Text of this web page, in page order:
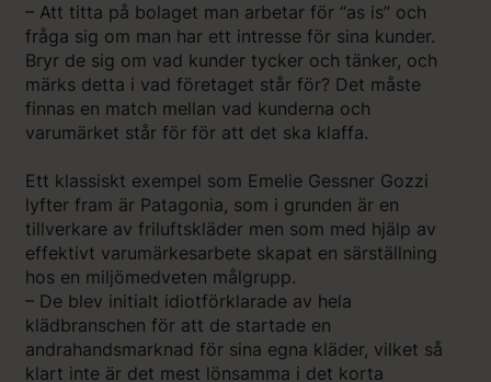
– Att titta på bolaget man arbetar för “as is” och
fråga sig om man har ett intresse för sina kunder.
Bryr de sig om vad kunder tycker och tänker, och
märks detta i vad företaget står för? Det måste
finnas en match mellan vad kunderna och
varumärket står för för att det ska klaffa.
Ett klassiskt exempel som Emelie Gessner Gozzi
lyfter fram är Patagonia, som i grunden är en
tillverkare av friluftskläder men som med hjälp av
effektivt varumärkesarbete skapat en särställning
hos en miljömedveten målgrupp.
– De blev initialt idiotförklarade av hela
klädbranschen för att de startade en
andrahandsmarknad för sina egna kläder, vilket så
klart inte är det mest lönsamma i det korta